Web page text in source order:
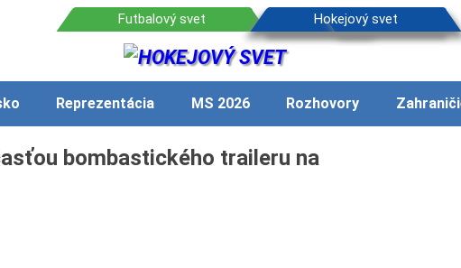
Reprezentácia MS 2026 Rozhovory
bombastického traileru na